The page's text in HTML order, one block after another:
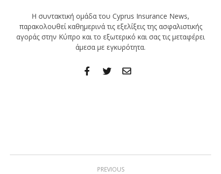
Η συντακτική ομάδα του Cyprus Insurance News,
παρακολουθεί καθημερινά τις εξελίξεις της ασφαλιστικής
αγοράς στην Κύπρο και το εξωτερικό και σας τις μεταφέρει
άμεσα με εγκυρότητα.
PREVIOUS